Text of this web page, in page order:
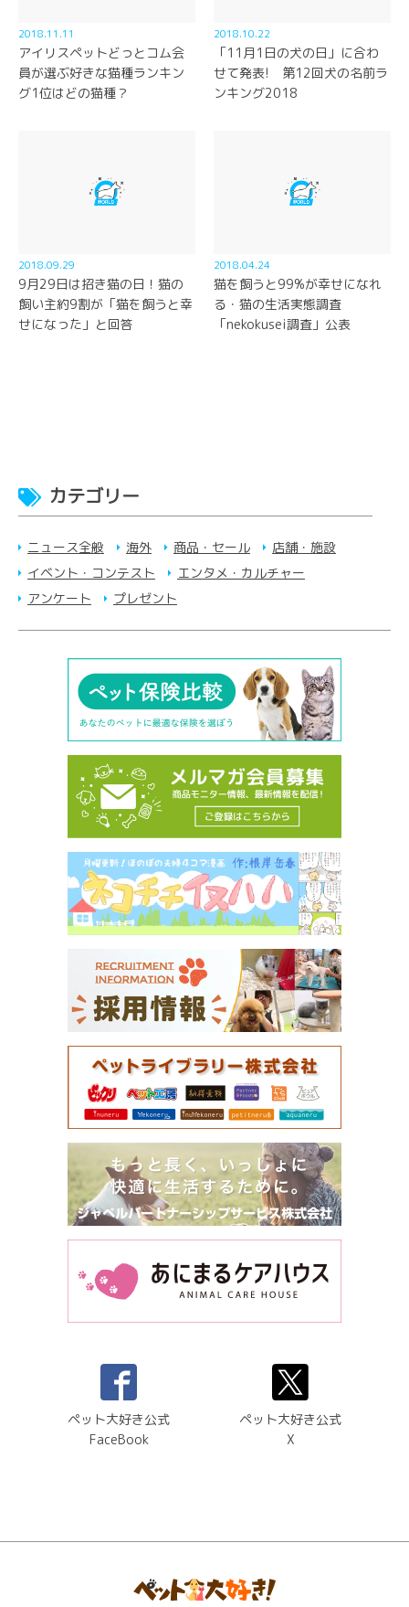
2018.11.11
アイリスペットどっとコム会
員が選ぶ好きな猫種ランキン
グ1位はどの猫種？
2018.10.22
「11月1日の犬の日」に合わ
せて発表! 第12回犬の名前ラ
ンキング2018
2018.09.29
9月29日は招き猫の日！猫の
飼い主約9割が「猫を飼うと幸
せになった」と回答
2018.04.24
猫を飼うと99%が幸せになれ
る・猫の生活実態調査
「nekokusei調査」公表
カテゴリー
ニュース全般 海外 商品・セール
店舗・施設
イベント・コンテスト
エンタメ・カルチャー
アンケート
プレゼント
ペット大好き公式
FaceBook
ペット大好き公式
X